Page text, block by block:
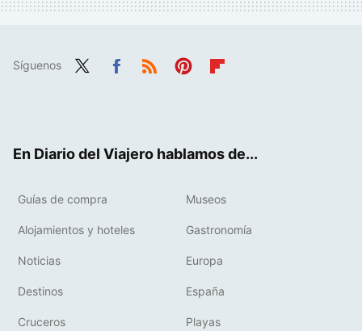
Síguenos
En Diario del Viajero hablamos de...
Guías de compra Museos
Alojamientos y hoteles Gastronomía
Noticias Europa
Destinos España
Cruceros Playas